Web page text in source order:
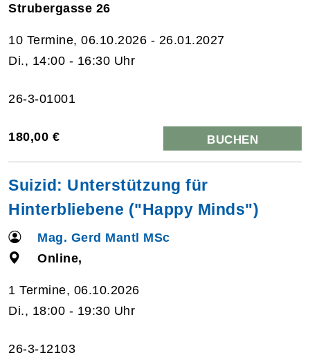
Strubergasse 26
10 Termine, 06.10.2026 - 26.01.2027
Di., 14:00 - 16:30 Uhr
26-3-01001
180,00 € BUCHEN
Suizid: Unterstützung für
Hinterbliebene ("Happy Minds")
Mag. Gerd Mantl MSc
Online,
1 Termine, 06.10.2026
Di., 18:00 - 19:30 Uhr
26-3-12103